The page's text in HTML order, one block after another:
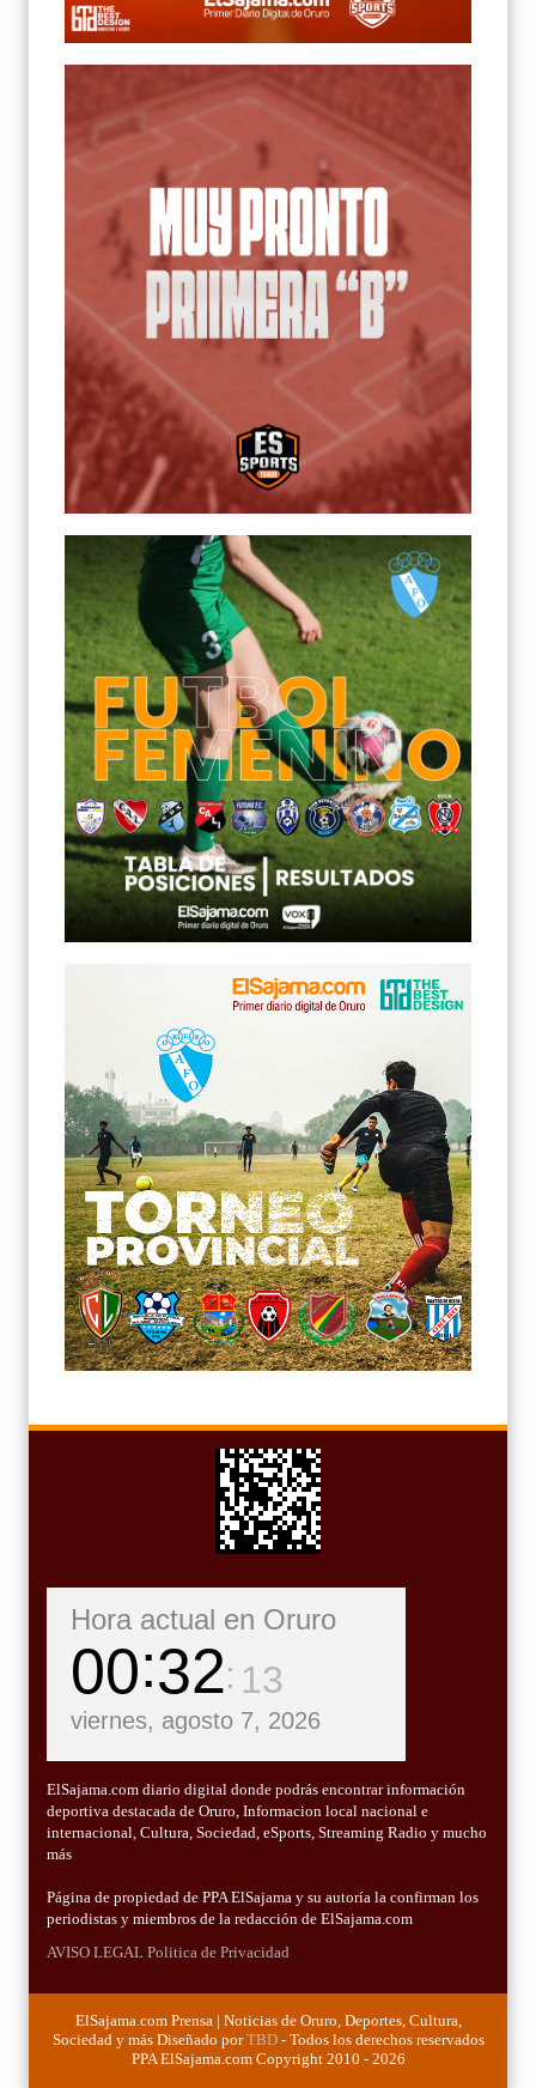
Hora actual en Oruro
00 32 14
viernes, agosto 7, 2026
ElSajama.com diario digital donde podrás encontrar información
deportiva destacada de Oruro, Informacion local nacional e
internacional, Cultura, Sociedad, eSports, Streaming Radio y mucho
más
Página de propiedad de PPA ElSajama y su autoría la confirman los
periodistas y miembros de la redacción de ElSajama.com
AVISO LEGAL Politica de Privacidad
ElSajama.com Prensa | Noticias de Oruro, Deportes, Cultura,
Sociedad y más Diseñado porTBD- Todos los derechos reservados
PPA ElSajama.com Copyright 2010 - 2026